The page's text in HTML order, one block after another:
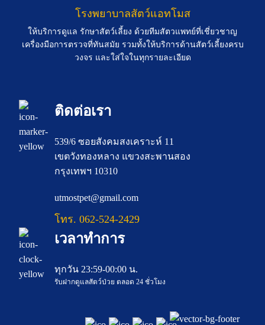
โรงพยาบาลสัตว์แอทโมส
ให้บริการดูแล รักษาสัตว์เลี้ยง ด้วยทีมสัตวแพทย์ที่เชี่ยวชาญ
เครื่องมือการตรวจที่ทันสมัย รวมทั้งให้บริการด้านสัตว์เลี้ยงครบ
วงจร และใส่ใจในทุกรายละเอียด
ติดต่อเรา
539/6 ซอยสังคมสงเคราะห์ 11
เขตวังทองหลาง แขวงสะพานสอง
กรุงเทพฯ 10310
utmostpet@gmail.com
โทร. 062-524-2429
เวลาทำการ
ทุกวัน 23:59-00:00 น.
รับฝากดูแลสัตว์ป่วย ตลอด 24 ชั่วโมง